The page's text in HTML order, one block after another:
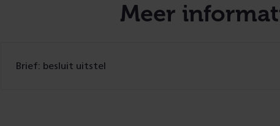
Meer
Brief: besluit uitstel